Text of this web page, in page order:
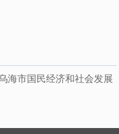
海市国民经济和社会发展